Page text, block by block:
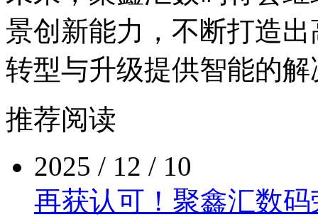
景创新能力，不断打造
转型与升级提供智能的
推荐阅读
2025 / 12 / 10
再获认可！聚鑫汇